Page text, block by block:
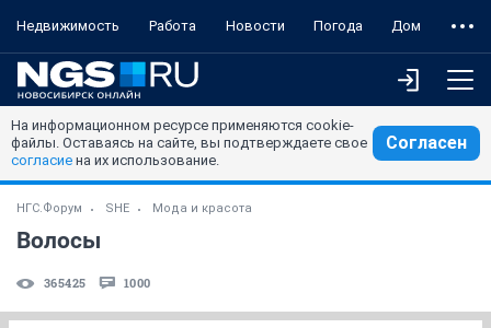
Недвижимость Работа Новости Погода Дом
На информационном ресурсе применяются cookie-
файлы. Оставаясь на сайте, вы подтверждаете свое
согласие на их использование.
Согласен
НГС.Форум SHE Мода и красота
Волосы
365425 1000